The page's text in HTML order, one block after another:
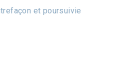
et poursuivie